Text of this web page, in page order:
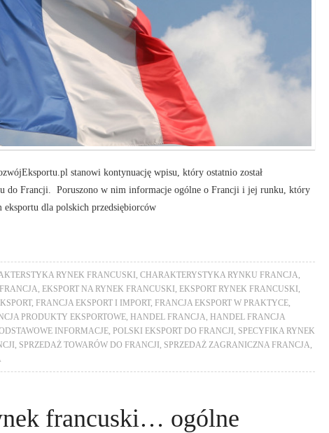
stanowi kontynuację wpisu, który ostatnio został
do Francji. Poruszono w nim informacje ogólne o Francji i jej runku, który
eksportu dla polskich przedsiębiorców
RYNEK FRANCUSKI CHARAKTERYSTYKA RYNKU FRANCJA
EKSPORT NA RYNEK FRANCUSKI EKSPORT RYNEK FRANCUSKI
, FRANCJA EKSPORT I IMPORT, FRANCJA EKSPORT W PRAKTYCE
PRODUKTY EKSPORTOWE HANDEL FRANCJA HANDEL FRANCJA
INFORMACJE POLSKI EKSPORT DO FRANCJI
SPECYFIKA RYNEK
SPRZEDAŻ TOWARÓW DO FRANCJI SPRZEDAŻ ZAGRANICZNA FRANCJA
francuski… ogólne